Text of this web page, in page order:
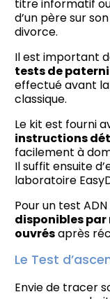
titre informatif
d’un père sur
divorce.
Il est important
tests de
effectué avant
classique.
Le kit est fourni
instructions
facilement à
Il suffit ensuite
laboratoire
Pour un test
disponibles par
ouvrésaprès
Le Test
Envie de tracer